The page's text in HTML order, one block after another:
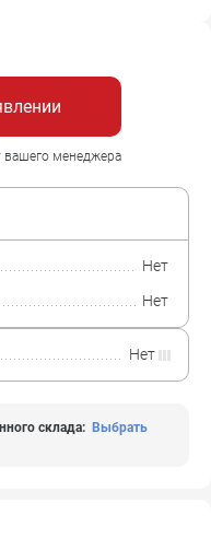
вашего менеджера
Нет
Нет
Нет
склада: Выбрать